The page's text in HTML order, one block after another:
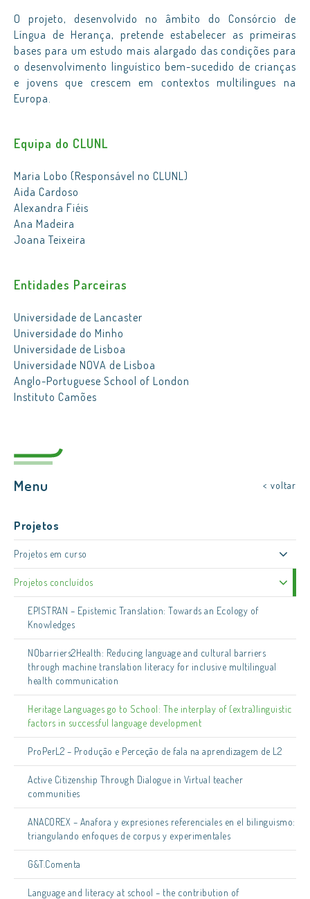
O projeto, desenvolvido no âmbito do Consórcio de
Língua de Herança, pretende estabelecer as primeiras
bases para um estudo mais alargado das condições para
o desenvolvimento linguístico bem-sucedido de crianças
e jovens que crescem em contextos multilingues na
Europa.
Equipa do CLUNL
Maria Lobo (Responsável no CLUNL)
Aida Cardoso
Alexandra Fiéis
Ana Madeira
Joana Teixeira
Entidades Parceiras
Universidade de Lancaster
Universidade do Minho
Universidade de Lisboa
Universidade NOVA de Lisboa
Anglo-Portuguese School of London
Instituto Camões
Menu < voltar
Projetos
Projetos em curso
Projetos concluídos
EPISTRAN – Epistemic Translation: Towards an Ecology of
Knowledges
NObarriers2Health: Reducing language and cultural barriers
through machine translation literacy for inclusive multilingual
health communication
Heritage Languages go to School: The interplay of (extra)linguistic
factors in successful language development
ProPerL2 – Produção e Perceção de fala na aprendizagem de L2
Active Citizenship Through Dialogue in Virtual teacher
communities
ANACOREX – Anafora y expresiones referenciales en el bilinguismo:
triangulando enfoques de corpus y experimentales
G&T.Comenta
Language and literacy at school – the contribution of